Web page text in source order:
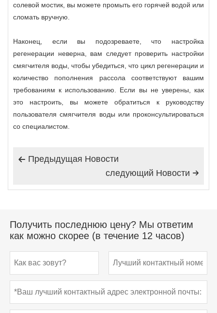
солевой мостик, вы можете промыть его горячей водой или
сломать вручную.
Наконец, если вы подозреваете, что настройка
регенерации неверна, вам следует проверить настройки
смягчителя воды, чтобы убедиться, что цикл регенерации и
количество пополнения рассола соответствуют вашим
требованиям к использованию. Если вы не уверены, как
это настроить, вы можете обратиться к руководству
пользователя смягчителя воды или проконсультироваться
со специалистом.
 Предыдущая Hовости

следующий Hовости
Получить последнюю цену? Мы ответим
как можно скорее (в течение 12 часов)